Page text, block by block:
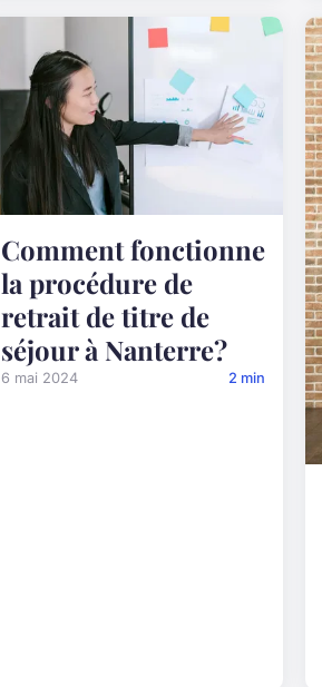
Comment fonctionne
la procédure de
retrait de titre de
séjour à Nanterre?
6 mai 2024 2 min